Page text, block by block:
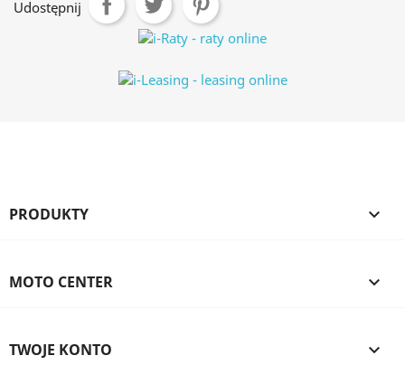
Udostępnij
PRODUKTY 
MOTO CENTER 
TWOJE KONTO 